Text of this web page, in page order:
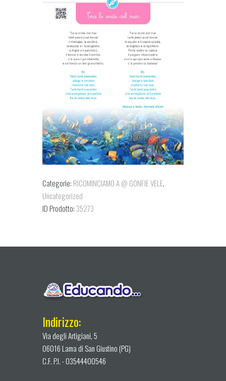
Categorie: RICOMINCIAMO A @ GONFIE VELE,
Uncategorized
ID Prodotto: 35273
Indirizzo:
Via degli Artigiani, 5
06016 Lama di San Giustino (PG)
C.F. P.I. - 03544400546